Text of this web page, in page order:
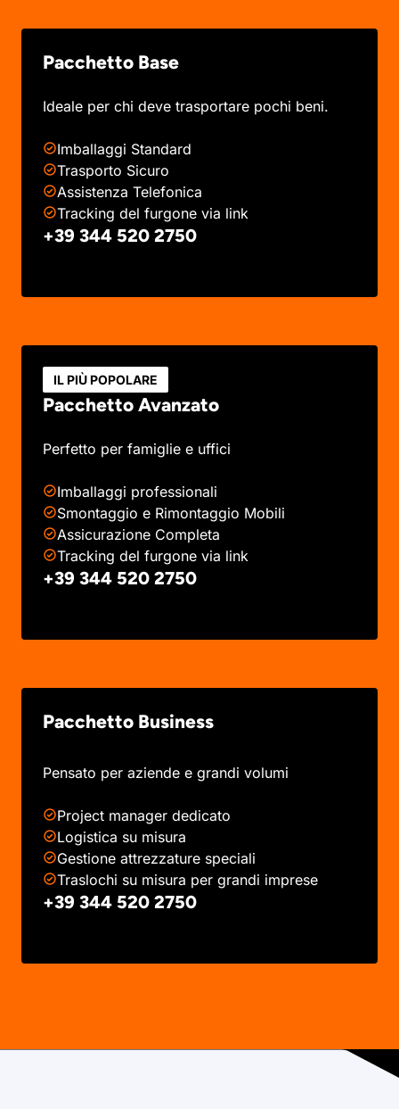
Pacchetto Base
Ideale per chi deve trasportare pochi beni.
Imballaggi Standard
Trasporto Sicuro
Assistenza Telefonica
Tracking del furgone via link
+39 344 520 2750
IL PIÙ POPOLARE
Pacchetto Avanzato
Perfetto per famiglie e uffici
Imballaggi professionali
Smontaggio e Rimontaggio Mobili
Assicurazione Completa
Tracking del furgone via link
+39 344 520 2750
Pacchetto Business
Pensato per aziende e grandi volumi
Project manager dedicato
Logistica su misura
Gestione attrezzature speciali
Traslochi su misura per grandi imprese
+39 344 520 2750